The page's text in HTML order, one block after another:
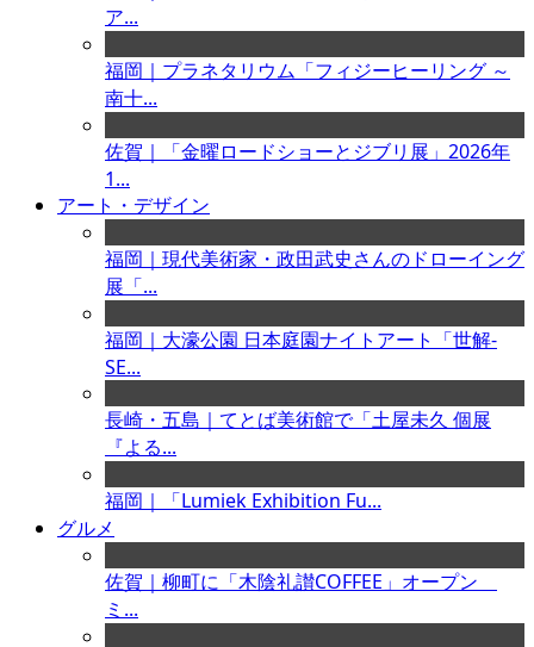
ア...
福岡｜プラネタリウム「フィジーヒーリング ～
南十...
佐賀｜「金曜ロードショーとジブリ展」2026年
1...
アート・デザイン
福岡｜現代美術家・政田武史さんのドローイング
展「...
福岡｜大濠公園 日本庭園ナイトアート「世解-
SE...
長崎・五島｜てとば美術館で「土屋未久 個展
『よる...
福岡｜「Lumiek Exhibition Fu...
グルメ
佐賀｜柳町に「木陰礼讃COFFEE」オープン
ミ...